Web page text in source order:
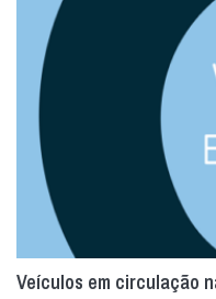
Veículos em circulação